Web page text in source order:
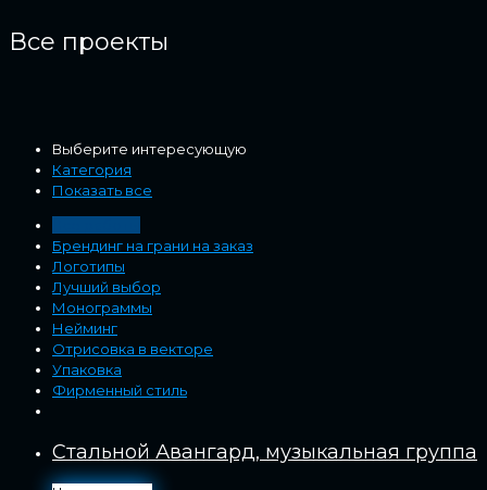
Все проекты
Выберите интересующую
Категория
Показать все
Брендинг на грани на заказ
Логотипы
Лучший выбор
Монограммы
Нейминг
Отрисовка в векторе
Упаковка
Фирменный стиль
Стальной Авангард, музыкальная группа